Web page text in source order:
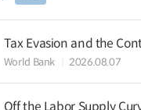
Tax Evasion and the
World Bank 2026.08.07
Off the Labor Supply